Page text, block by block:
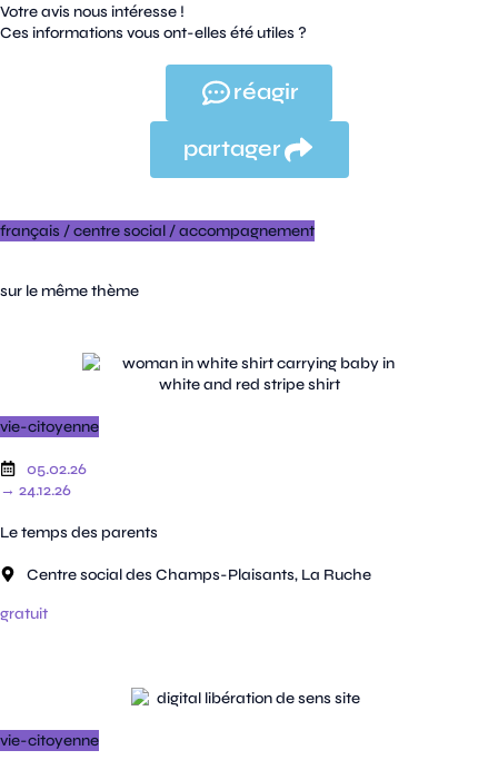
Votre avis nous intéresse !
Ces informations vous ont-elles été utiles ?
réagir
partager
français /centre social /accompagnement
sur le même thème
vie-citoyenne
05.02.26
→ 24.12.26
Le temps des parents
Centre social des Champs-Plaisants, La Ruche
gratuit
vie-citoyenne